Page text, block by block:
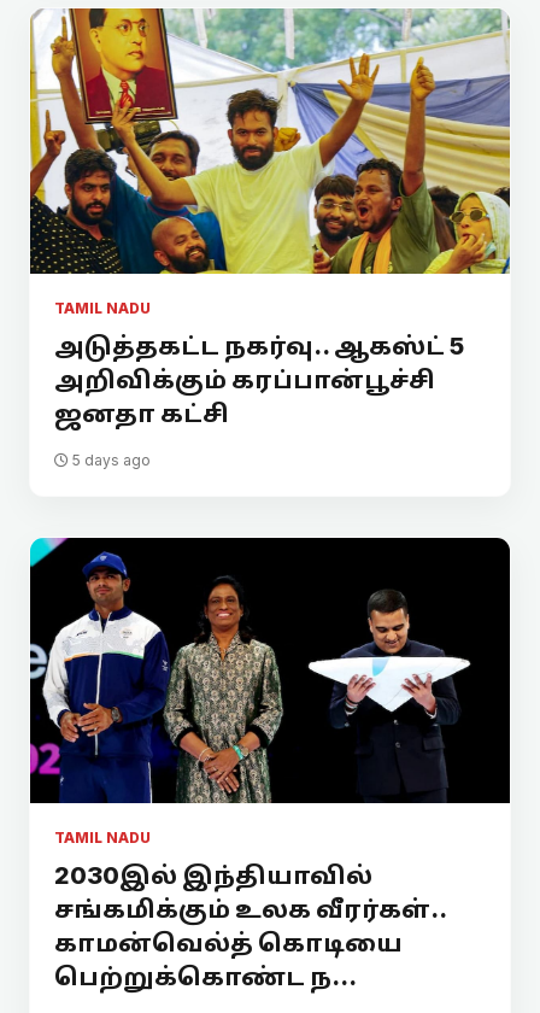
TAMIL NADU
அடுத்தகட்ட நகர்வு.. ஆகஸ்ட் 5
அறிவிக்கும் கரப்பான்பூச்சி
ஜனதா கட்சி
5 days ago
TAMIL NADU
2030இல் இந்தியாவில்
சங்கமிக்கும் உலக வீரர்கள்..
காமன்வெல்த் கொடியை
பெற்றுக்கொண்ட ந...